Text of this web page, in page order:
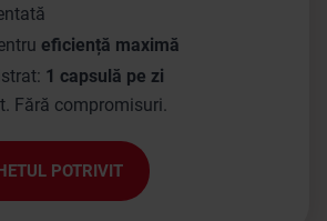
eficiență maximă
1 capsulă pe zi
Fără compromisuri.
POTRIVIT